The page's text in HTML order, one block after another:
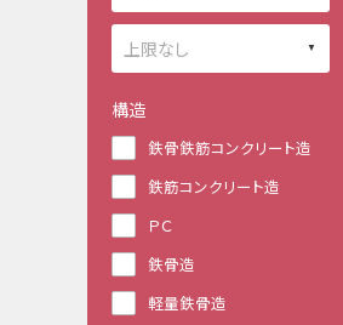
構造
鉄骨鉄筋コンクリート造
鉄筋コンクリート造
ＰＣ
鉄骨造
軽量鉄骨造